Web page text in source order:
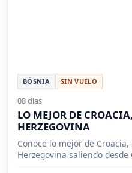
BÓSNIA SIN VUELO
08 días
LO MEJOR DE
HERZEGOVINA
Conoce lo mejor de
Herzegovina saliendo desde